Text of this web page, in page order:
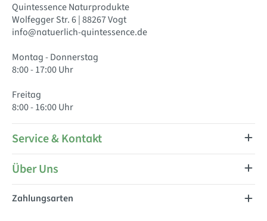
Quintessence Naturprodukte
Wolfegger Str. 6 | 88267 Vogt
info@natuerlich-quintessence.de
Montag - Donnerstag
8:00 - 17:00 Uhr
Freitag
8:00 - 16:00 Uhr
Service & Kontakt
Über Uns
Zahlungsarten